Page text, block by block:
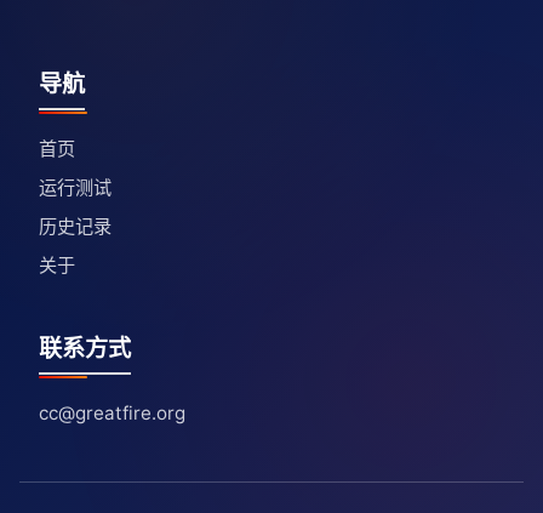
导航
首页
运行测试
历史记录
关于
联系方式
cc@greatfire.org